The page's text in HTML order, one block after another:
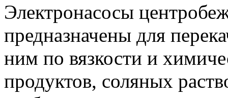
Электронасосы
предназначены для
ним по вязкости и
продуктов, соляных